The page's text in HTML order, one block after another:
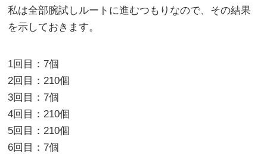
私は全部腕試しルートに進むつもりなので、その結果
を示しておきます。
1回目：7個
2回目：210個
3回目：7個
4回目：210個
5回目：210個
6回目：7個